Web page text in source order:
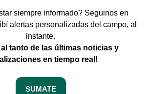
siempre informado? Seguinos en
alertas personalizadas del campo, al
instante.
al tanto de las últimas noticias y
en tiempo real!
SUMATE